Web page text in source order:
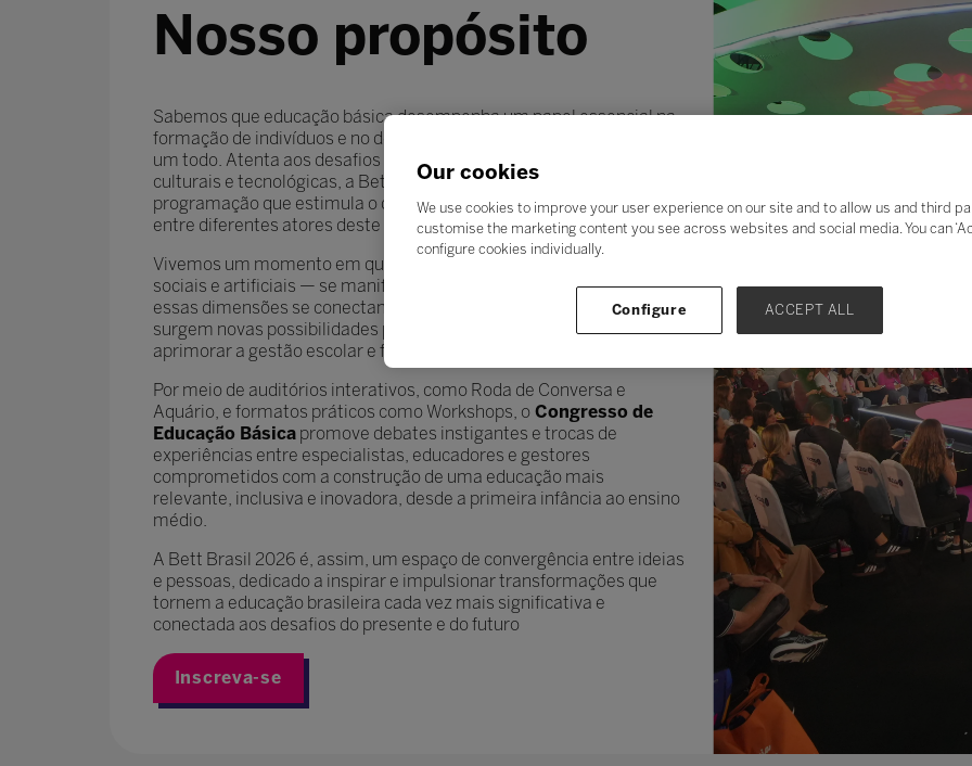
Nosso propósito
Sabemos que educação básica desempenha um papel essencial na
formação de indivíduos e no desenvolvimento da sociedade como
um todo. Atenta aos desafios contemporâneos e às transformações
culturais e tecnológicas, a Bett Brasil 2026 propõe uma
programação que estimula o diálogo, a reflexão e a colaboração
entre diferentes atores deste que é o maior segmento do setor.
Vivemos um momento em que múltiplas inteligências — humanas,
sociais e artificiais — se manifestam e se complementam. Quando
essas dimensões se conectam com propósito, ética e colaboração,
surgem novas possibilidades para reinventar práticas pedagógicas,
aprimorar a gestão escolar e fortalecer a inclusão.
Por meio de auditórios interativos, como Roda de Conversa e
Aquário, e formatos práticos como Workshops, oCongresso de
Educação Básicapromove debates instigantes e trocas de
experiências entre especialistas, educadores e gestores
comprometidos com a construção de uma educação mais
relevante, inclusiva e inovadora, desde a primeira infância ao ensino
médio.
A Bett Brasil 2026 é, assim, um espaço de convergência entre ideias
e pessoas, dedicado a inspirar e impulsionar transformações que
tornem a educação brasileira cada vez mais significativa e
conectada aos desafios do presente e do futuro
Inscreva-se
Our cookies
We use cookies to improve your user experience on our site and to allow us and third
customise the marketing content you see across websites and social media. You can
configure cookies individually.
Configure ACCEPT ALL